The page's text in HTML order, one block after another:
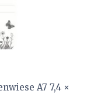
A7 7,4 ×